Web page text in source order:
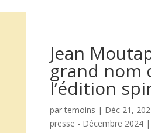
Jean
grand nom
l’édition
partemoins | Déc 21,
presse - Décembre 2024|